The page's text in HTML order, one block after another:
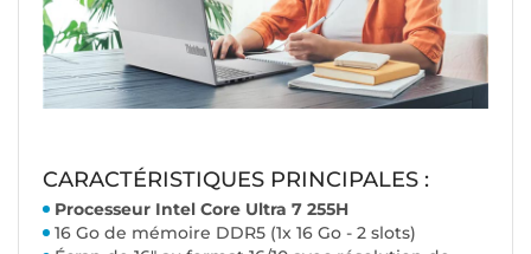
CARACTÉRISTIQUES PRINCIPALES :
Processeur Intel Core Ultra 7 255H
16 Go de mémoire DDR5 (1x 16 Go - 2 slots)